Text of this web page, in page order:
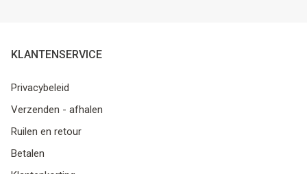
KLANTENSERVICE
Privacybeleid
Verzenden - afhalen
Ruilen en retour
Betalen